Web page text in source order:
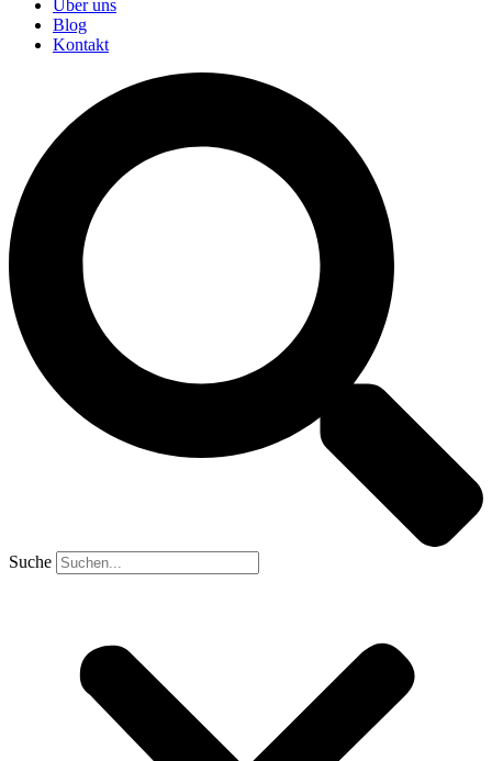
Über uns
Blog
Kontakt
Suche